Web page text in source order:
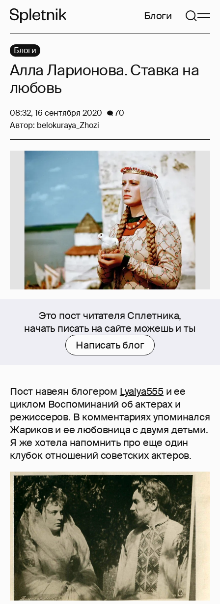
Блоги
Это пост читателя Сплетника,
начать писать на сайте можешь и ты
Написать блог
Пост навеян блогером Lyalya555 и ее
циклом Воспоминаний об актерах и
режиссеров. В комментариях упоминался
Жариков и ее любовница с двумя детьми.
Я же хотела напомнить про еще один
клубок отношений советских актеров.
Блоги
Алла Ларионова. Ставка на
любовь
08:32, 16 сентября 2020
70
Автор: belokuraya_Zhozi